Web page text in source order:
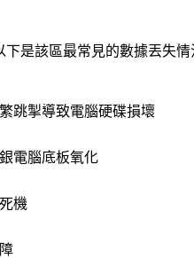
是該區最常見的數據丟失情
跳掣導致電腦硬碟損壞
電腦底板氧化
機